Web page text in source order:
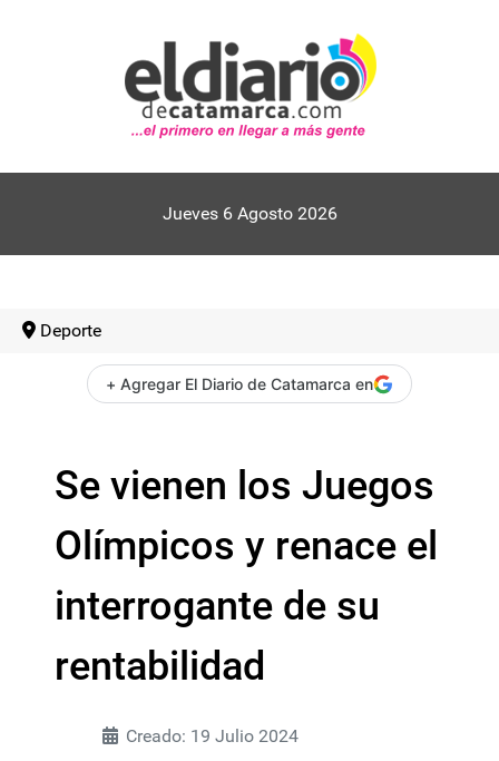
Jueves 6 Agosto 2026
Deporte
+ Agregar El Diario de Catamarca en
Se vienen los Juegos
Olímpicos y renace el
interrogante de su
rentabilidad
Creado: 19 Julio 2024